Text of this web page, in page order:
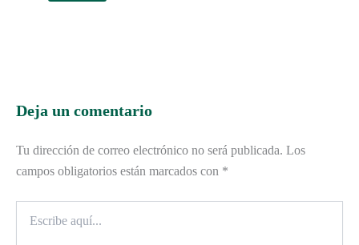
Deja un comentario
Tu dirección de correo electrónico no será publicada. Los
campos obligatorios están marcados con *
aquí...